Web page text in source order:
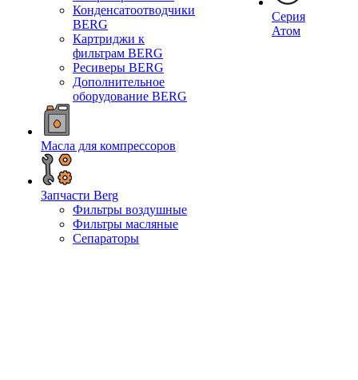
Конденсатоотводчики
BERG
Картриджи к
фильтрам BERG
Ресиверы BERG
Дополнительное
оборудование BERG
Масла для компрессоров
Запчасти Berg
Фильтры воздушные
Фильтры масляные
Сепараторы
Серия
Атом